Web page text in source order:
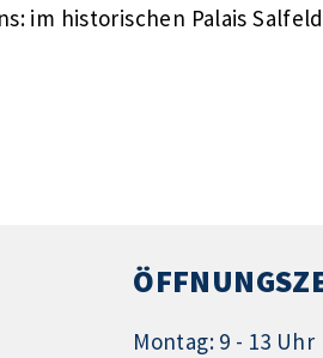
im historischen Palais
Montag: 9 - 13 Uhr